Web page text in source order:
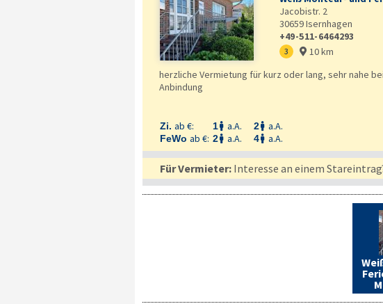
Jacobistr. 2
30659Isernhagen
+49-511-6464293
3  10 km
Zi. ab €: 1 a.A. 2 a.A.
FeWo ab €: 2 a.A. 4 a.A.
herzliche Vermietung für kurz oder lang, sehr nahe
Anbindung
Für Vermieter:Interesse an einem